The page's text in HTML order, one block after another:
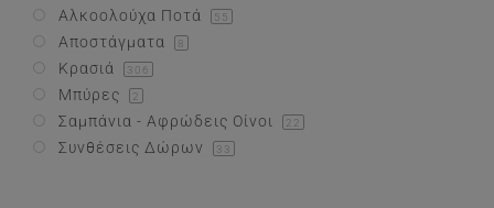
Αλκοολούχα Ποτά 55
Αποστάγματα 8
Κρασιά 306
Μπύρες 2
Σαμπάνια - Αφρώδεις Οίνοι 22
Συνθέσεις Δώρων 33